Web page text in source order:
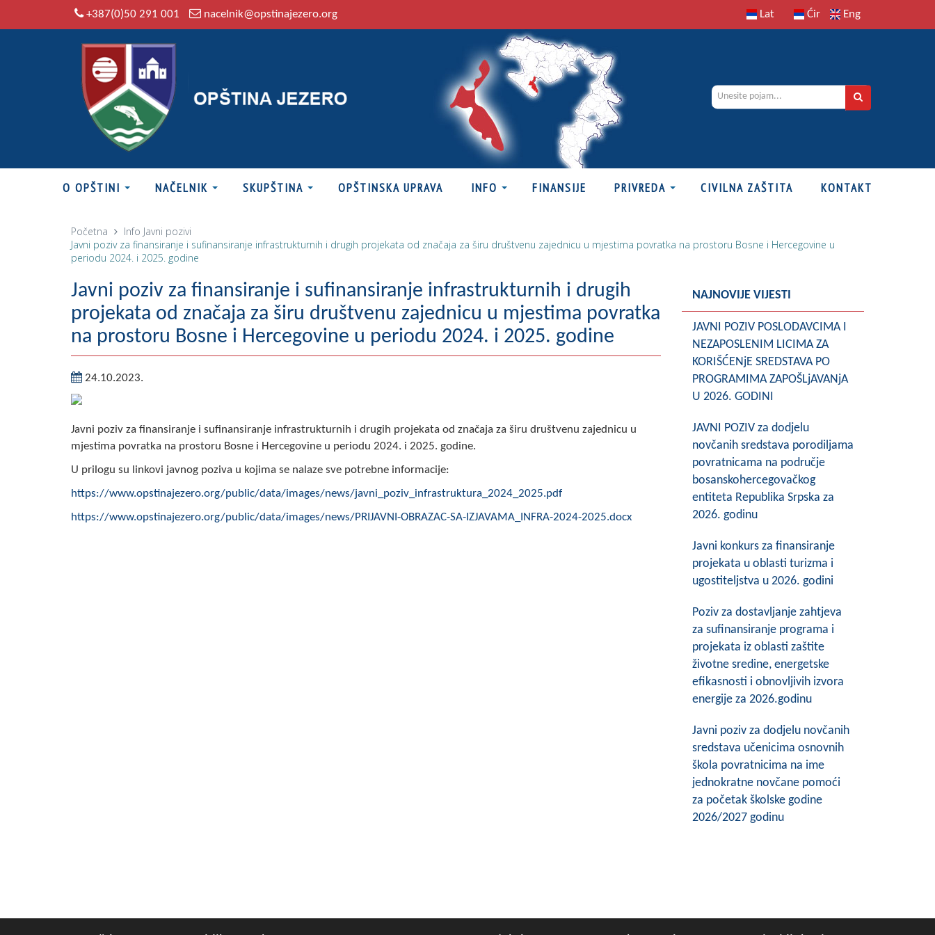
+387(0)50 291 001 nacelnik@opstinajezero.org Lat Ćir Eng
O OPŠTINI NAČELNIK SKUPŠTINA OPŠTINSKA UPRAVA INFO FINANSIJE PRIVREDA CIVILNA ZAŠTITA KONTAKT
Početna Info Javni pozivi
Javni poziv za finansiranje i sufinansiranje infrastrukturnih i drugih projekata od značaja za širu društvenu zajednicu u mjestima povratka na prostoru Bosne i Hercegovine u
periodu 2024. i 2025. godine
Javni poziv za finansiranje i sufinansiranje infrastrukturnih i drugih
projekata od značaja za širu društvenu zajednicu u mjestima povratka
na prostoru Bosne i Hercegovine u periodu 2024. i 2025. godine
24.10.2023.
Javni poziv za finansiranje i sufinansiranje infrastrukturnih i drugih projekata od značaja za širu društvenu zajednicu u
mjestima povratka na prostoru Bosne i Hercegovine u periodu 2024. i 2025. godine.
U prilogu su linkovi javnog poziva u kojima se nalaze sve potrebne informacije:
https://www.opstinajezero.org/public/data/images/news/javni_poziv_infrastruktura_2024_2025.pdf
https://www.opstinajezero.org/public/data/images/news/PRIJAVNI-OBRAZAC-SA-IZJAVAMA_INFRA-2024-2025.docx
NAJNOVIJE VIJESTI
JAVNI POZIV POSLODAVCIMA I
NEZAPOSLENIM LICIMA ZA
KORIŠĆENjE SREDSTAVA PO
PROGRAMIMA ZAPOŠLjAVANjA
U 2026. GODINI
JAVNI POZIV za dodjelu
novčanih sredstava porodiljama
povratnicama na područje
bosanskohercegovačkog
entiteta Republika Srpska za
2026. godinu
Javni konkurs za finansiranje
projekata u oblasti turizma i
ugostiteljstva u 2026. godini
Poziv za dostavljanje zahtjeva
za sufinansiranje programa i
projekata iz oblasti zaštite
životne sredine, energetske
efikasnosti i obnovljivih izvora
energije za 2026.godinu
Javni poziv za dodjelu novčanih
sredstava učenicima osnovnih
škola povratnicima na ime
jednokratne novčane pomoći
za početak školske godine
2026/2027 godinu